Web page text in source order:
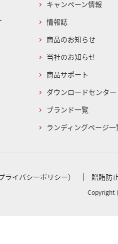
キャンペーン情報
情報誌
商品のお知らせ
当社のお知らせ
商品サポート
ダウンロードセンター
ブランド一覧
ランディングページ一
イバシーポリシー） 贈賄防
Copyright